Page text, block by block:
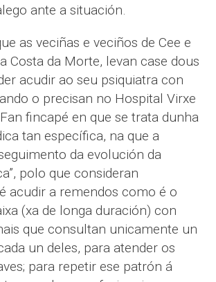
ante a situación.
as veciñas e veciños de Cee e
Costa da Morte, levan case dous
acudir ao seu psiquiatra con
o precisan no Hospital Virxe
fincapé en que se trata dunha
tan específica, na que a
da evolución da
polo que consideran
acudir a remendos como é o
(xa de longa duración) con
que consultan unicamente un
un deles, para atender os
para repetir ese patrón á